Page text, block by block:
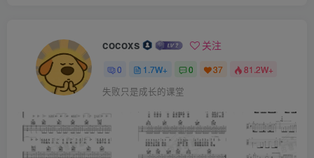
cocoxs 关注
0 1.7W+ 0 37 81.2W+
失败只是成长的课堂